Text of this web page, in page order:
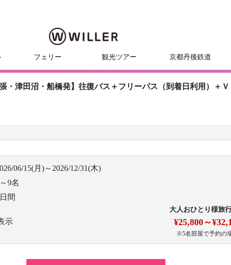
フェリー 観光ツアー 京都丹後鉄道
・津田沼・船橋発】往復バス＋フリーパス（到着日利用）＋
06/15(月)～2026/12/31(木)
9名
間
示
大人おひとり様旅
¥25,800～
※5名部屋で予約の